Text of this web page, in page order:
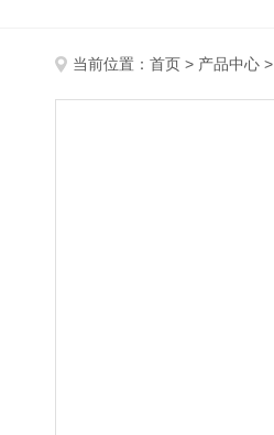
当前位置： 首页 > 产品中心 >